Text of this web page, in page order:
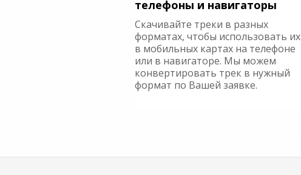
телефоны и навигаторы
Скачивайте треки в разных
форматах, чтобы использовать их
в мобильных картах на телефоне
или в навигаторе. Мы можем
конвертировать трек в нужный
формат по Вашей заявке.